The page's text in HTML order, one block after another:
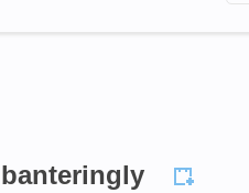
banteringly